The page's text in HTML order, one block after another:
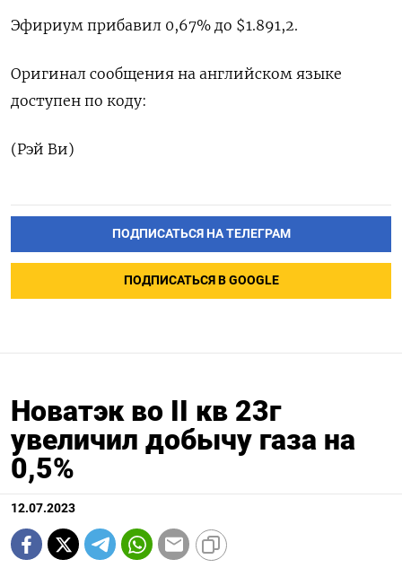
Эфириум прибавил 0,67% до $1.891,2.
Оригинал сообщения на английском языке
доступен по коду:
(Рэй Ви)
ПОДПИСАТЬСЯ НА ТЕЛЕГРАМ
ПОДПИСАТЬСЯ В GOOGLE
Новатэк во II кв 23г
увеличил добычу газа на
0,5%
12.07.2023